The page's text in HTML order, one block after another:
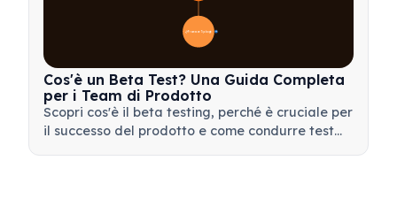
📋 Processo e Tipologie
Cos'è un Beta Test? Una Guida Completa
per i Team di Prodotto
Scopri cos'è il beta testing, perché è cruciale per
il successo del prodotto e come condurre test